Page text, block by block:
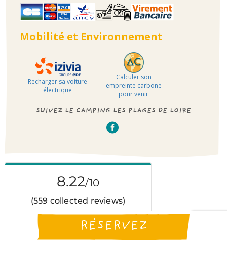
Mobilité et Environnement
Recharger sa voiture
électrique
Calculer son
empreinte carbone
pour venir
SUIVEZ LE CAMPING LES PLAGES DE LOIRE
RÉSERVEZ